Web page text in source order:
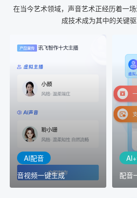
在当今艺术领域，声音艺术正经历着一
成技术成为其中的关键驱
AI配音
音视频一键生成
AI配音
音视频一键生成
室"中输入文本或录音，一
出
配音
配
AI+
TTS
工具
音